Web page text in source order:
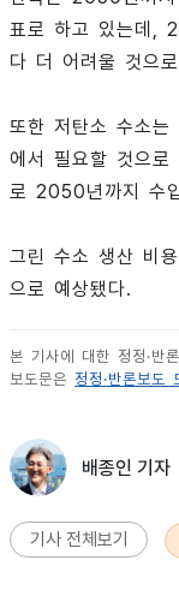
표로 하고 있는데,
다 더 어려울 것으
또한 저탄소 수소
에서 필요할 것으
로 2050년까지 수
그린 수소 생산 비
으로 예상됐다.
본 기사에 대한 정정·반
보도문은 정정·반론보도
배종인 기자
기사 전체보기